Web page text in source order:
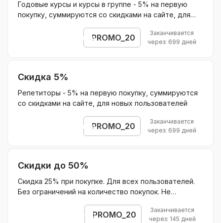
Годовые курсы и курсы в группе - 5% на первую
покупку, суммируются со скидками на сайте, для
PROMO_20
Открыть промокод
Заканчивается
через: 699 дней
Скидка 5%
Репетиторы - 5% на первую покупку, суммируются
со скидками на сайте, для новых пользователей
PROMO_20
Открыть промокод
Заканчивается
через: 699 дней
Скидки до 50%
Скидка 25% при покупке. Для всех пользователей.
Без ограничений на количество покупок. Не
оплату нового учебного года в домашней школе
PROMO_20
Открыть промокод
Заканчивается
через: 145 дней